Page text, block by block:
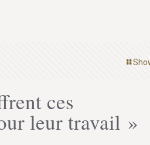
ces
leur travail »